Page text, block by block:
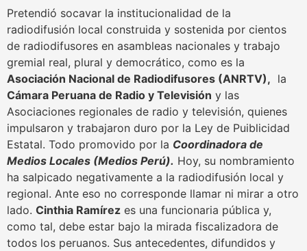
Pretendió socavar la institucionalidad de la
radiodifusión local construida y sostenida por cientos
de radiodifusores en asambleas nacionales y trabajo
gremial real, plural y democrático, como es la
Asociación Nacional de Radiodifusores (ANRTV), la
Cámara Peruana de Radio y Televisión y las
Asociaciones regionales de radio y televisión, quienes
impulsaron y trabajaron duro por la Ley de Puiblicidad
Estatal. Todo promovido por la Coordinadora de
Medios Locales (Medios Perú). Hoy, su nombramiento
ha salpicado negativamente a la radiodifusión local y
regional. Ante eso no corresponde llamar ni mirar a otro
lado. Cinthia Ramírez es una funcionaria pública y,
como tal, debe estar bajo la mirada fiscalizadora de
todos los peruanos. Sus antecedentes, difundidos y